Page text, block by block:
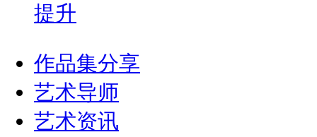
提升
作品集分享
艺术导师
艺术资讯